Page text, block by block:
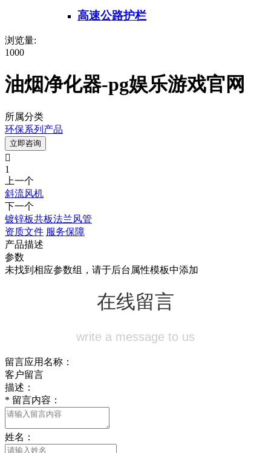
高速公路护栏
浏览量:
1000
油烟净化器-pg娱乐游戏官网
所属分类
环保系列产品
立即咨询

1
上一个
斜流风机
下一个
镀锌板共板法兰风管
资质文件 服务保障
产品描述
参数
未找到相应参数组，请于后台属性模板中添加
在线留言
write a message to us
留言应用名称：
客户留言
描述：
* 留言内容：
姓名：